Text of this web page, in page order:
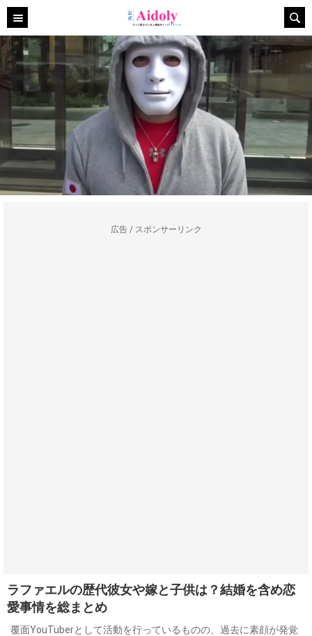
広告 / スポンサーリンク
ラファエルの歴代彼女や嫁と子供は？結婚を含め恋
愛事情を総まとめ
覆面YouTuberとして活動を行っているものの、過去に素顔が発覚